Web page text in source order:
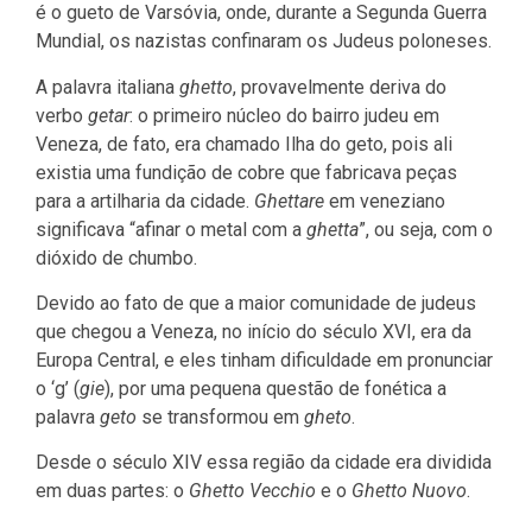
é o gueto de Varsóvia, onde, durante a Segunda Guerra
Mundial, os nazistas confinaram os Judeus poloneses.
A palavra italiana ghetto, provavelmente deriva do
verbo getar: o primeiro núcleo do bairro judeu em
Veneza, de fato, era chamado Ilha do geto, pois ali
existia uma fundição de cobre que fabricava peças
para a artilharia da cidade. Ghettare em veneziano
significava “afinar o metal com a ghetta”, ou seja, com o
dióxido de chumbo.
Devido ao fato de que a maior comunidade de judeus
que chegou a Veneza, no início do século XVI, era da
Europa Central, e eles tinham dificuldade em pronunciar
o ‘g’ (gie), por uma pequena questão de fonética a
palavra geto se transformou em gheto.
Desde o século XIV essa região da cidade era dividida
em duas partes: o Ghetto Vecchio e o Ghetto Nuovo.